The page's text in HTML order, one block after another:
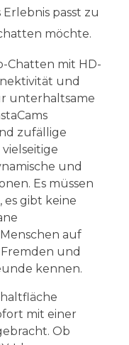
Erlebnis passt zu
möchte.
Chatten mit HD-
und
unterhaltsame
zufällige
und
Es müssen
gibt keine
auf
und
kennen.
mit einer
Ob